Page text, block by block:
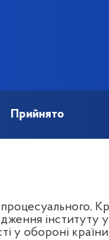
Прийнято
у обороні країни,